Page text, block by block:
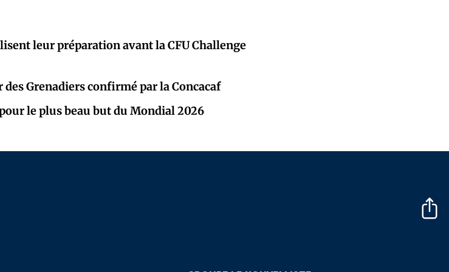
leur préparation avant la CFU Challenge
Grenadiers confirmé par la Concacaf
le plus beau but du Mondial 2026